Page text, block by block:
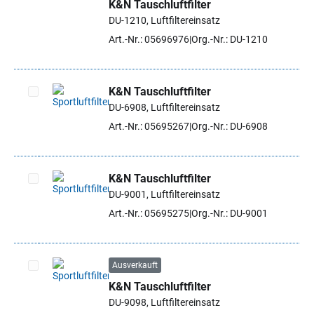
Artikel auswählen
K&N Tauschluftfilter
DU-1210, Luftfiltereinsatz
Art.-Nr.: 05696976Org.-Nr.: DU-1210
Artikel auswählen
K&N Tauschluftfilter
DU-6908, Luftfiltereinsatz
Art.-Nr.: 05695267Org.-Nr.: DU-6908
Artikel auswählen
K&N Tauschluftfilter
DU-9001, Luftfiltereinsatz
Art.-Nr.: 05695275Org.-Nr.: DU-9001
Artikel auswählen
Ausverkauft
K&N Tauschluftfilter
DU-9098, Luftfiltereinsatz